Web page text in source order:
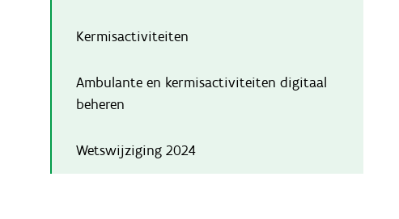
Kermisactiviteiten
Ambulante en kermisactiviteiten digitaal
beheren
Wetswijziging 2024